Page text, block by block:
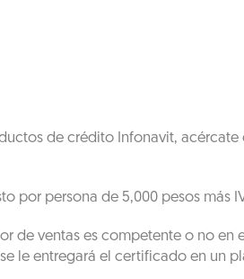
de crédito Infonavit,
por persona de 5,000 pesos más
ventas es competente o no en
le entregará el certificado en un